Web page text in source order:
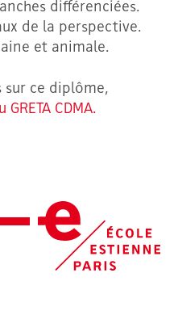
différenciées.
de la perspective.
et animale.
sur ce diplôme,
GRETA CDMA.